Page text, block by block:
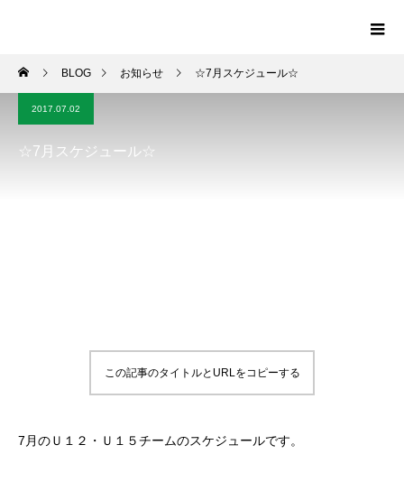
BLOG お知らせ ☆7月スケジュール☆
2017.07.02
☆7月スケジュール☆
この記事のタイトルとURLをコピーする
7月のＵ１２・Ｕ１５チームのスケジュールです。